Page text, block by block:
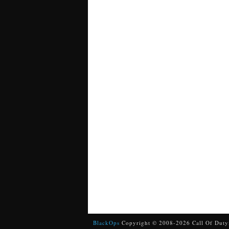
BlackOps Copyright © 2008-2026 Call Of